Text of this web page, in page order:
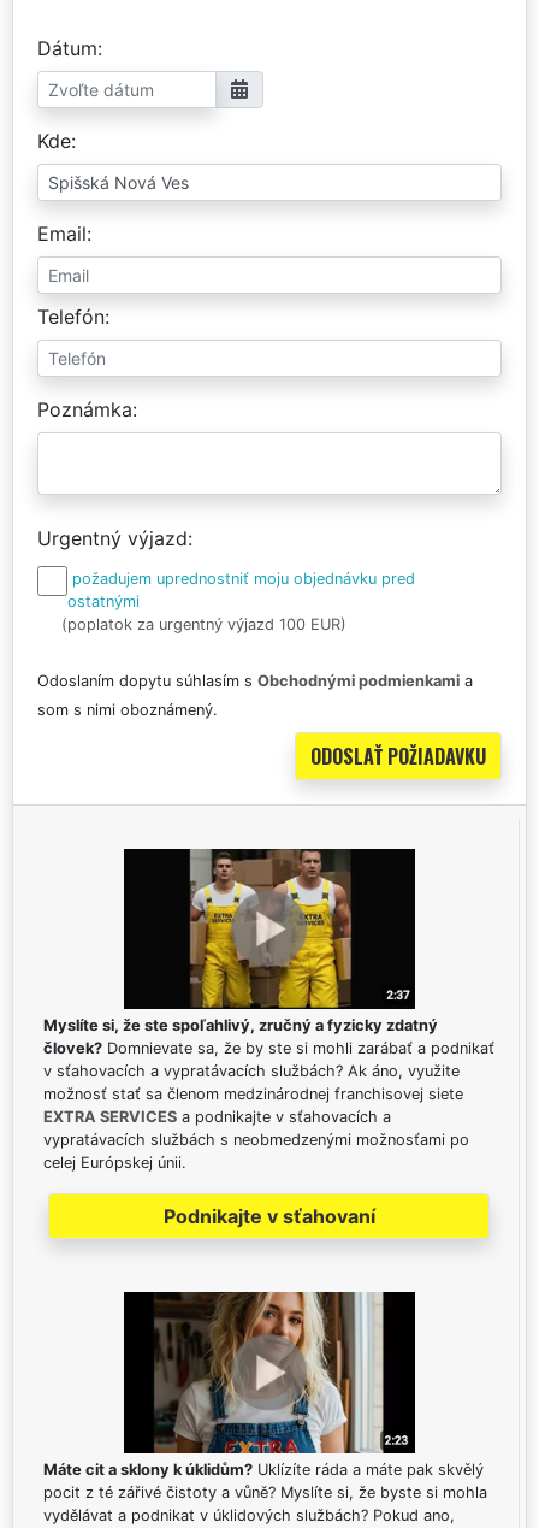
Dátum
Kde
Email
Telefón
Poznámka
Urgentný výjazd
požadujem uprednostniť moju objednávku pred
ostatnými
(poplatok za urgentný výjazd 100 EUR)
Odoslaním dopytu súhlasím s Obchodnými podmienkami a
som s nimi oboznámený.
Myslíte si, že ste spoľahlivý, zručný a fyzicky zdatný
človek? Domnievate sa, že by ste si mohli zarábať a podnikať
v sťahovacích a vypratávacích službách? Ak áno, využite
možnosť stať sa členom medzinárodnej franchisovej siete
EXTRA SERVICES a podnikajte v sťahovacích a
vypratávacích službách s neobmedzenými možnosťami po
celej Európskej únii.
Podnikajte v sťahovaní
Máte cit a sklony k úklidům? Uklízíte ráda a máte pak skvělý
pocit z té zářivé čistoty a vůně? Myslíte si, že byste si mohla
vydělávat a podnikat v úklidových službách? Pokud ano,